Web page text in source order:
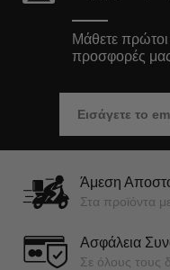
Μάθετε πρώτοι
προσφορές
Άμεση
Στα προϊόντα
Ασφάλεια
Σε όλους τους